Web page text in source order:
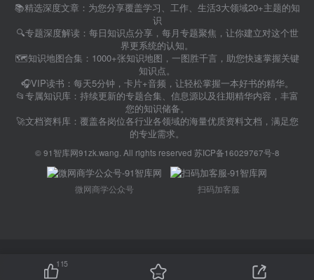
📚精选深度文章：为您分享覆盖学习、工作、生活3大领域20+主题的知
识
🔍专题深度解读：每日知识点分享，每月专题聚焦，让你建立对这个世
界更系统的认知。
🗺️知识地图合集：1000+张知识地图，一图胜千言，助您快速掌握关键
知识点。
🎧VIP读书：每天5分钟，卡片+音频，让轻松掌握一本好书的精华。
📂专属知识库：持续更新的专题合集、信息源以及往期精华内容，丰富
您的知识储备。
🚀文档资料库：覆盖各岗位各行业各领域的海量优质资料文档，满足您
的专业需求。
©91智库网91zk.wang. All rights reserved 苏ICP备16029767号-8
微网商学公众号 扫码加客服
115